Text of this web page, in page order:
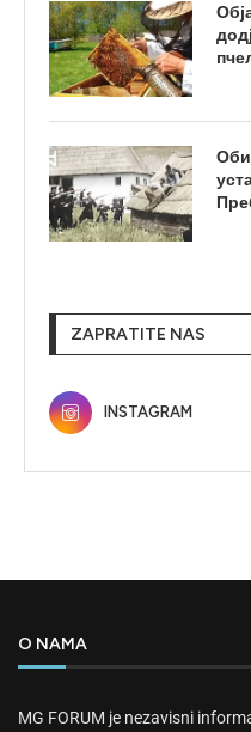
ZAPRATITE NAS
INSTAGRAM
O NAMA
MG FORUM je nezavisni